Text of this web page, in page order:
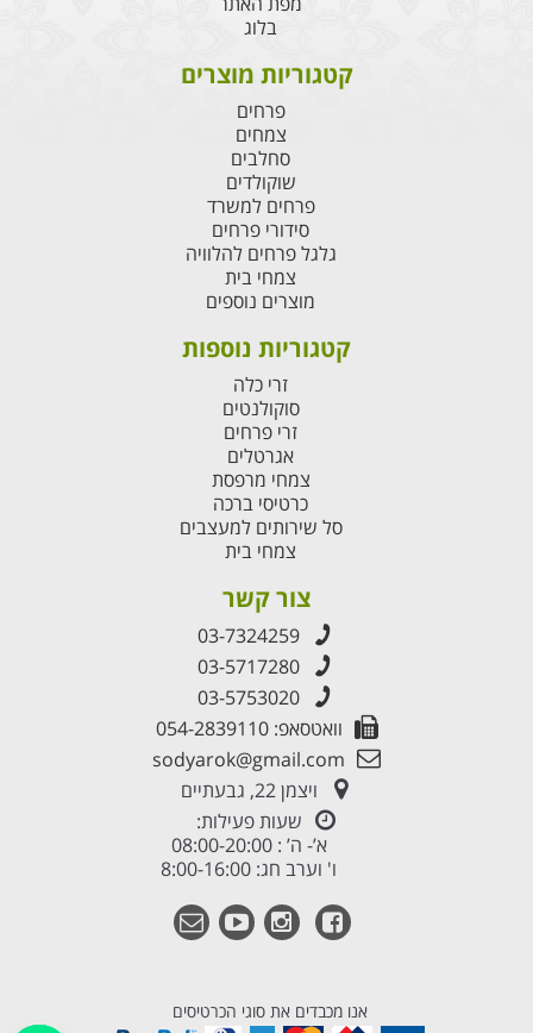
בלוג
קטגוריות מוצרים
פרחים
צמחים
סחלבים
שוקולדים
פרחים למשרד
סידורי פרחים
גלגל פרחים להלוויה
צמחי בית
מוצרים נוספים
קטגוריות נוספות
זרי כלה
סוקולנטים
זרי פרחים
אגרטלים
צמחי מרפסת
כרטיסי ברכה
סל שירותים למעצבים
צמחי בית
צור קשר
03-7324259
03-5717280
03-5753020
וואטסאפ: 054-2839110
sodyarok@gmail.com
ויצמן 22, גבעתיים
שעות פעילות:
א’- ה’ : 08:00-20:00
ו' וערב חג: 8:00-16:00
אנו מכבדים את סוגי הכרטיסים